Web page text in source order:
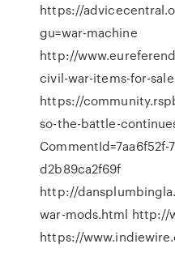
https://
gu=war-machine
http://
civil-war-items-for-
https://
so-the-battle-
d2b89ca2f69f
http://
war-mods.html http://
https://